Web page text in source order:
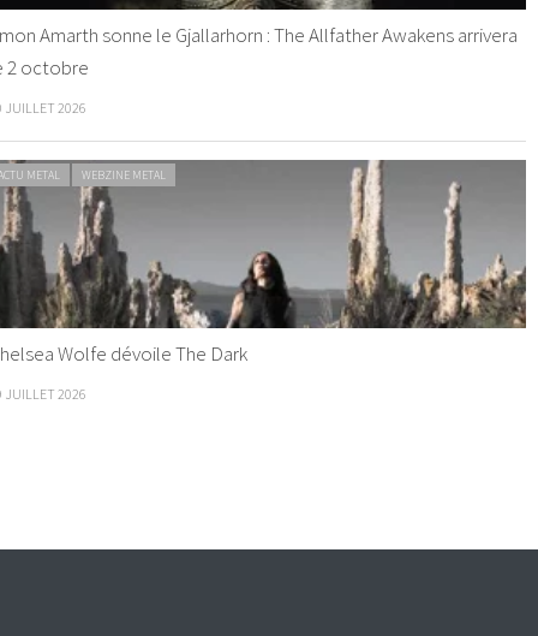
Amarth sonne le Gjallarhorn : The Allfather Awakens arrivera
2 octobre
JUILLET 2026
METAL WEBZINE METAL
Wolfe dévoile The Dark
JUILLET 2026